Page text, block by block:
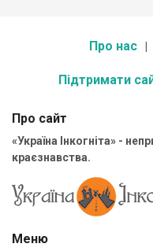
Про нас
Підтримати
Про сайт
«Україна Інкогніта» -
краєзнавства.
Меню